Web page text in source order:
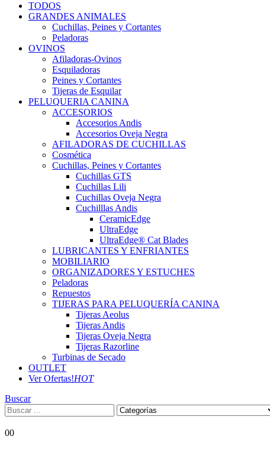
TODOS
GRANDES ANIMALES
Cuchillas, Peines y Cortantes
Peladoras
OVINOS
Afiladoras-Ovinos
Esquiladoras
Peines y Cortantes
Tijeras de Esquilar
PELUQUERIA CANINA
ACCESORIOS
Accesorios Andis
Accesorios Oveja Negra
AFILADORAS DE CUCHILLAS
Cosmética
Cuchillas, Peines y Cortantes
Cuchillas GTS
Cuchillas Lili
Cuchillas Oveja Negra
Cuchilllas Andis
CeramicEdge
UltraEdge
UltraEdge® Cat Blades
LUBRICANTES Y ENFRIANTES
MOBILIARIO
ORGANIZADORES Y ESTUCHES
Peladoras
Repuestos
TIJERAS PARA PELUQUERÍA CANINA
Tijeras Aeolus
Tijeras Andis
Tijeras Oveja Negra
Tijeras Razorline
Turbinas de Secado
OUTLET
Ver Ofertas!HOT
Buscar
00